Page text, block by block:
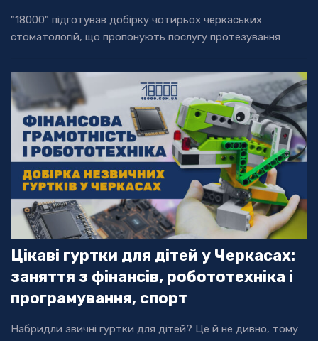
"18000" підготував добірку чотирьох черкаських
стоматологій, що пропонують послугу протезування
Цікаві гуртки для дітей у Черкасах:
заняття з фінансів, робототехніка і
програмування, спорт
Набридли звичні гуртки для дітей? Це й не дивно, тому